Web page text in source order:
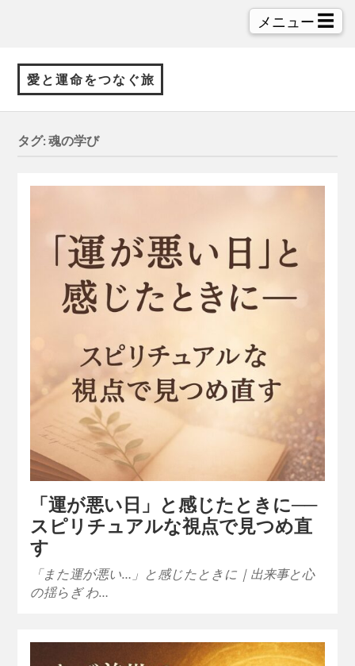
愛と運命をつなぐ旅
メニュー ☰
タグ:魂の学び
「運が悪い日」と感じたときに──
スピリチュアルな視点で見つめ直
す
「また運が悪い…」と感じたときに｜出来事と心
の揺らぎ わ…